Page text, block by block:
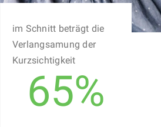
im Schnitt beträgt die
Verlangsamung der
Kurzsichtigkeit
65%